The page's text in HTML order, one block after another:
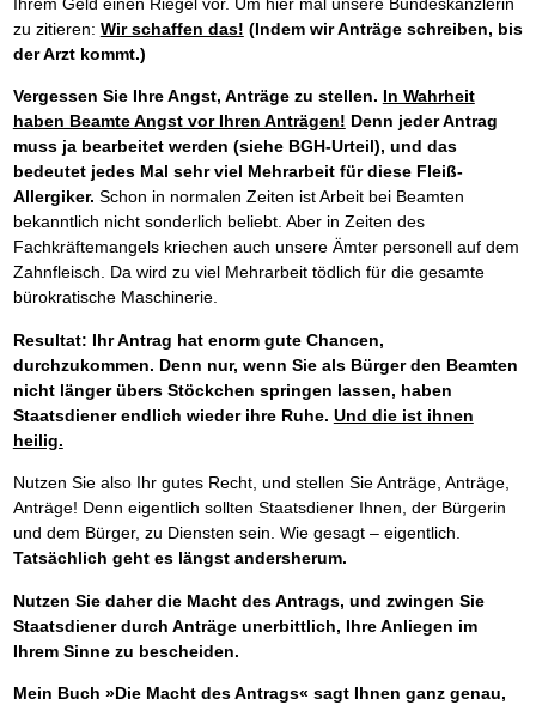
zu zitieren: Wir schaffen das! (Indem wir Anträge schreiben, bis
der Arzt kommt.)
Vergessen Sie Ihre Angst, Anträge zu stellen. In Wahrheit
haben Beamte Angst vor Ihren Anträgen! Denn jeder Antrag
muss ja bearbeitet werden (siehe BGH-Urteil), und das
bedeutet jedes Mal sehr viel Mehrarbeit für diese Fleiß-
Allergiker. Schon in normalen Zeiten ist Arbeit bei Beamten
bekanntlich nicht sonderlich beliebt. Aber in Zeiten des
Fachkräftemangels kriechen auch unsere Ämter personell auf dem
Zahnfleisch. Da wird zu viel Mehrarbeit tödlich für die gesamte
bürokratische Maschinerie.
Resultat: Ihr Antrag hat enorm gute Chancen,
durchzukommen. Denn nur, wenn Sie als Bürger den Beamten
nicht länger übers Stöckchen springen lassen, haben
Staatsdiener endlich wieder ihre Ruhe. Und die ist ihnen
heilig.
Nutzen Sie also Ihr gutes Recht, und stellen Sie Anträge, Anträge,
Anträge! Denn eigentlich sollten Staatsdiener Ihnen, der Bürgerin
und dem Bürger, zu Diensten sein. Wie gesagt – eigentlich.
Tatsächlich geht es längst andersherum.
Nutzen Sie daher die Macht des Antrags, und zwingen Sie
Staatsdiener durch Anträge unerbittlich, Ihre Anliegen im
Ihrem Sinne zu bescheiden.
Mein Buch »Die Macht des Antrags« sagt Ihnen ganz genau,